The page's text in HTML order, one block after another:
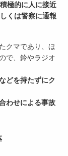
積極的に人に接近
くは警察に通報
クマであり、ほ
で、鈴やラジオ
どを持たずにク
わせによる事故